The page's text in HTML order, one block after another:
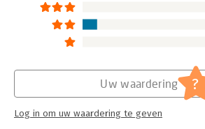
Uw waardering ?
Log in om uw waardering te geven